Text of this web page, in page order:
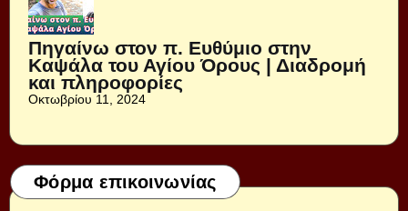
Πηγαίνω στον π. Ευθύμιο στην
Καψάλα του Αγίου Όρους | Διαδρομή
και πληροφορίες
Οκτωβρίου 11, 2024
Φόρμα επικοινωνίας